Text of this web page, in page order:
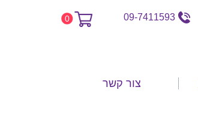
09-7411593
0
צור קשר